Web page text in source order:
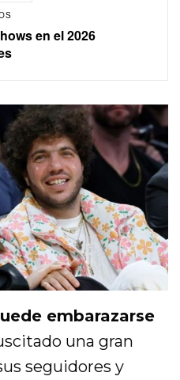
en el 2026
embarazarse
una gran
seguidores y